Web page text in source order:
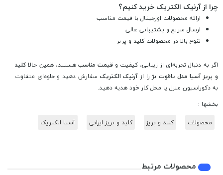
چرا از آرنیک الکتریک خرید کنیم؟
ارائه محصولات اورجینال با قیمت مناسب
ارسال سریع و پشتیبانی عالی
تنوع بالا در محصولات کلید و پریز
اگر به دنبال تجربه‌ای از زیبایی، کیفیت وقیمت مناسبهستید، همین حالا کلید
و پریز آسیا مدل یاقوت بژ را از آرنیک الکتریک سفارش دهید و جلوه‌ای متفاوت
به دکوراسیون منزل یا محل کار خود هدیه دهید.
بخشها :
محصولات
کلید و پریز کلید و پریز ایرانی آسیا الکتریک
محصولات مرتبط